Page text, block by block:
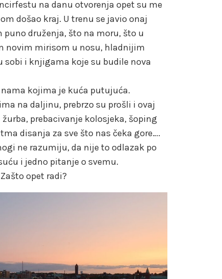
na danu otvorenja opet su me
došao kraj. U trenu se javio onaj
druženja, što na moru, što u
novim mirisom u nosu, hladnijim
i knjigama koje su budile nova
kojima je kuća putujuća.
na daljinu, prebrzo su prošli i ovaj
prebacivanje kolosjeka, šoping
disanja za sve što nas čeka gore….
ne razumiju, da nije to odlazak po
i jedno pitanje o svemu.
opet radi?